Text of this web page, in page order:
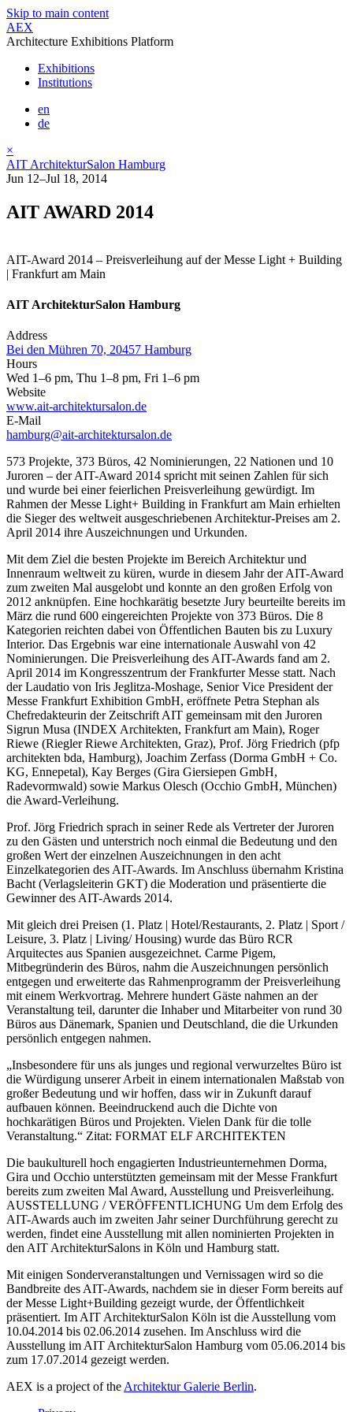
Skip to main content
AEX
Architecture Exhibitions Platform
Exhibitions
Institutions
en
de
×
AIT ArchitekturSalon Hamburg
Jun 12–Jul 18, 2014
AIT AWARD 2014
AIT-Award 2014 – Preisverleihung auf der Messe Light + Building
| Frankfurt am Main
AIT ArchitekturSalon Hamburg
Address
Bei den Mühren 70, 20457 Hamburg
Hours
Wed 1–6 pm, Thu 1–8 pm, Fri 1–6 pm
Website
www.ait-architektursalon.de
E-Mail
hamburg@ait-architektursalon.de
573 Projekte, 373 Büros, 42 Nominierungen, 22 Nationen und 10
Juroren – der AIT-Award 2014 spricht mit seinen Zahlen für sich
und wurde bei einer feierlichen Preisverleihung gewürdigt. Im
Rahmen der Messe Light+ Building in Frankfurt am Main erhielten
die Sieger des weltweit ausgeschriebenen Architektur-Preises am 2.
April 2014 ihre Auszeichnungen und Urkunden.
Mit dem Ziel die besten Projekte im Bereich Architektur und
Innenraum weltweit zu küren, wurde in diesem Jahr der AIT-Award
zum zweiten Mal ausgelobt und konnte an den großen Erfolg von
2012 anknüpfen. Eine hochkarätig besetzte Jury beurteilte bereits im
März die rund 600 eingereichten Projekte von 373 Büros. Die 8
Kategorien reichten dabei von Öffentlichen Bauten bis zu Luxury
Interior. Das Ergebnis war eine internationale Auswahl von 42
Nominierungen. Die Preisverleihung des AIT-Awards fand am 2.
April 2014 im Kongresszentrum der Frankfurter Messe statt. Nach
der Laudatio von Iris Jeglitza-Moshage, Senior Vice President der
Messe Frankfurt Exhibition GmbH, eröffnete Petra Stephan als
Chefredakteurin der Zeitschrift AIT gemeinsam mit den Juroren
Sigrun Musa (INDEX Architekten, Frankfurt am Main), Roger
Riewe (Riegler Riewe Architekten, Graz), Prof. Jörg Friedrich (pfp
architekten bda, Hamburg), Joachim Zerfass (Dorma GmbH + Co.
KG, Ennepetal), Kay Berges (Gira Giersiepen GmbH,
Radevormwald) sowie Markus Olesch (Occhio GmbH, München)
die Award-Verleihung.
Prof. Jörg Friedrich sprach in seiner Rede als Vertreter der Juroren
zu den Gästen und unterstrich noch einmal die Bedeutung und den
großen Wert der einzelnen Auszeichnungen in den acht
Einzelkategorien des AIT-Awards. Im Anschluss übernahm Kristina
Bacht (Verlagsleiterin GKT) die Moderation und präsentierte die
Gewinner des AIT-Awards 2014.
Mit gleich drei Preisen (1. Platz | Hotel/Restaurants, 2. Platz | Sport /
Leisure, 3. Platz | Living/ Housing) wurde das Büro RCR
Arquitectes aus Spanien ausgezeichnet. Carme Pigem,
Mitbegründerin des Büros, nahm die Auszeichnungen persönlich
entgegen und erweiterte das Rahmenprogramm der Preisverleihung
mit einem Werkvortrag. Mehrere hundert Gäste nahmen an der
Veranstaltung teil, darunter die Inhaber und Mitarbeiter von rund 30
Büros aus Dänemark, Spanien und Deutschland, die die Urkunden
persönlich entgegen nahmen.
„Insbesondere für uns als junges und regional verwurzeltes Büro ist
die Würdigung unserer Arbeit in einem internationalen Maßstab von
großer Bedeutung und wir hoffen, dass wir in Zukunft darauf
aufbauen können. Beeindruckend auch die Dichte von
hochkarätigen Büros und Projekten. Vielen Dank für die tolle
Veranstaltung.“ Zitat: FORMAT ELF ARCHITEKTEN
Die baukulturell hoch engagierten Industrieunternehmen Dorma,
Gira und Occhio unterstützten gemeinsam mit der Messe Frankfurt
bereits zum zweiten Mal Award, Ausstellung und Preisverleihung.
AUSSTELLUNG / VERÖFFENTLICHUNG Um dem Erfolg des
AIT-Awards auch im zweiten Jahr seiner Durchführung gerecht zu
werden, findet eine Ausstellung mit allen nominierten Projekten in
den AIT ArchitekturSalons in Köln und Hamburg statt.
Mit einigen Sonderveranstaltungen und Vernissagen wird so die
Bandbreite des AIT-Awards, nachdem sie in dieser Form bereits auf
der Messe Light+Building gezeigt wurde, der Öffentlichkeit
präsentiert. Im AIT ArchitekturSalon Köln ist die Ausstellung vom
10.04.2014 bis 02.06.2014 zusehen. Im Anschluss wird die
Ausstellung im AIT ArchitekturSalon Hamburg vom 05.06.2014 bis
zum 17.07.2014 gezeigt werden.
AEX is a project of the Architektur Galerie Berlin.